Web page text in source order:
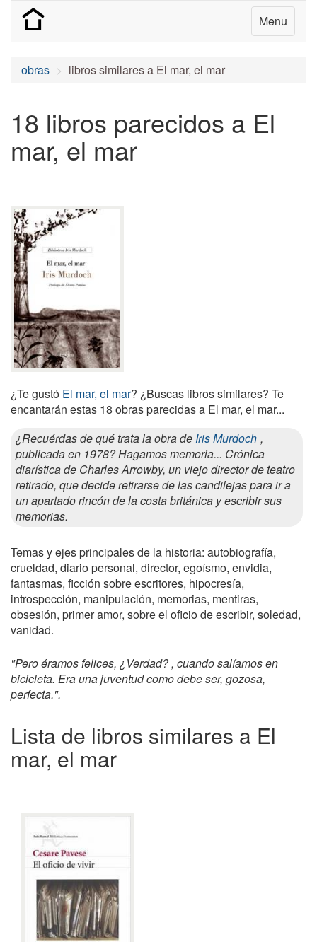
Menu
obras libros similares a El mar, el mar
18 libros parecidos a El
mar, el mar
¿Te gustó El mar, el mar? ¿Buscas libros similares? Te
encantarán estas 18 obras parecidas a El mar, el mar...
¿Recuérdas de qué trata la obra de Iris Murdoch ,
publicada en 1978? Hagamos memoria... Crónica
diarística de Charles Arrowby, un viejo director de teatro
retirado, que decide retirarse de las candilejas para ir a
un apartado rincón de la costa británica y escribir sus
memorias.
Temas y ejes principales de la historia: autobiografía,
crueldad, diario personal, director, egoísmo, envidia,
fantasmas, ficción sobre escritores, hipocresía,
introspección, manipulación, memorias, mentiras,
obsesión, primer amor, sobre el oficio de escribir, soledad,
vanidad.
"Pero éramos felices, ¿Verdad? , cuando salíamos en
bicicleta. Era una juventud como debe ser, gozosa,
perfecta.".
Lista de libros similares a El
mar, el mar